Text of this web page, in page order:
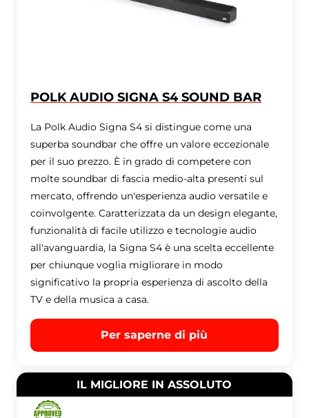
POLK AUDIO SIGNA S4 SOUND BAR
La Polk Audio Signa S4 si distingue come una
superba soundbar che offre un valore eccezionale
per il suo prezzo. È in grado di competere con
molte soundbar di fascia medio-alta presenti sul
mercato, offrendo un'esperienza audio versatile e
coinvolgente. Caratterizzata da un design elegante,
funzionalità di facile utilizzo e tecnologie audio
all'avanguardia, la Signa S4 è una scelta eccellente
per chiunque voglia migliorare in modo
significativo la propria esperienza di ascolto della
TV e della musica a casa.
Per saperne di più
IL MIGLIORE IN ASSOLUTO